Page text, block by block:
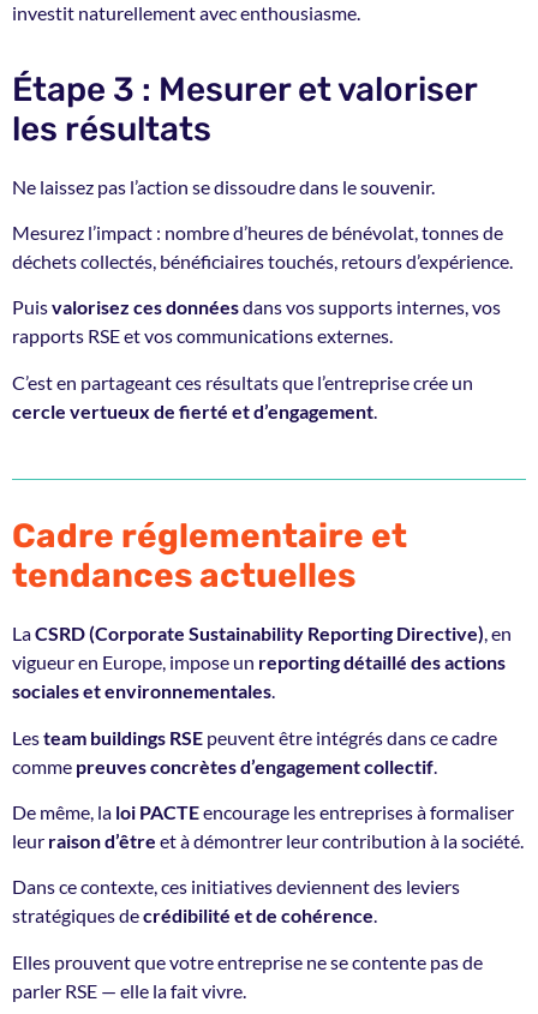
investit naturellement avec enthousiasme.
Étape 3 : Mesurer et valoriser
les résultats
Ne laissez pas l’action se dissoudre dans le souvenir.
Mesurez l’impact : nombre d’heures de bénévolat, tonnes de
déchets collectés, bénéficiaires touchés, retours d’expérience.
Puisvalorisez ces donnéesdans vos supports internes, vos
rapports RSE et vos communications externes.
C’est en partageant ces résultats que l’entreprise crée un
cercle vertueux de fierté et d’engagement.
Cadre réglementaire et
tendances actuelles
LaCSRD (Corporate Sustainability Reporting Directive), en
vigueur en Europe, impose un reporting détaillé des actions
sociales et environnementales.
Lesteam buildings RSE peuvent être intégrés dans ce cadre
comme preuves concrètes d’engagement collectif
De même, la loi PACTEencourage les entreprises à formaliser
leur raison d’être et à démontrer leur contribution à la société.
Dans ce contexte, ces initiatives deviennent des leviers
stratégiques decrédibilité et de cohérence.
Elles prouvent que votre entreprise ne se contente pas de
parler RSE — elle la fait vivre.